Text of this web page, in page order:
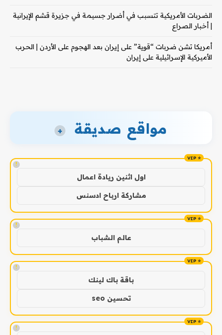
الضربات الأمريكية تتسبب في أضرار جسيمة في جزيرة قشم الإيرانية
| أخبار الصراع
أمريكا تشن ضربات “قوية” على إيران بعد الهجوم على الأردن | الحرب
الأميركية الإسرائيلية على إيران
مواقع صديقة +
!
اول اثنين ريادة اعمال
مشاركة ارباح ادسنس
!
عالم الشباب
!
باقة باك لينك
تحسين seo
!